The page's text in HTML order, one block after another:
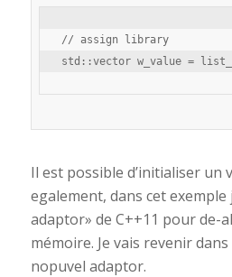
// assign library
Il est possible d’initialiser un
egalement, dans cet exemple
adaptor» de C++11 pour de-
mémoire. Je vais revenir
nopuvel adaptor.